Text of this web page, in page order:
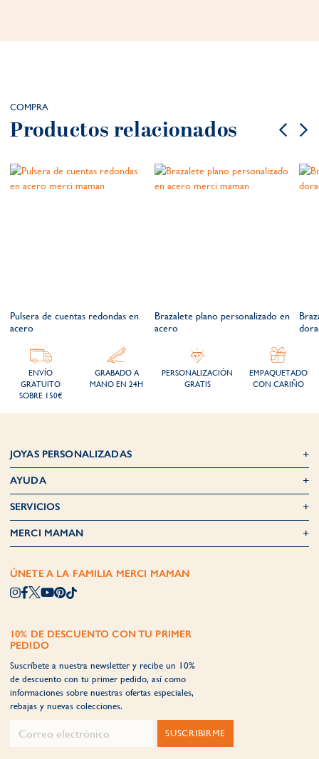
COMPRA
Productos relacionados
Pulsera de cuentas redondas en
acero
Brazalete plano personalizado en
acero
ENVÍO
GRATUITO
SOBRE 150€
GRABADO A
MANO EN 24H
PERSONALIZACIÓN
GRATIS
EMPAQUETADO
CON CARIÑO
JOYAS PERSONALIZADAS
AYUDA
SERVICIOS
MERCI MAMAN
ÚNETE A LA FAMILIA MERCI MAMAN
10% DE DESCUENTO CON TU PRIMER
PEDIDO
Suscríbete a nuestra newsletter y recibe un 10%
de descuento con tu primer pedido, así como
informaciones sobre nuestras ofertas especiales,
rebajas y nuevas colecciones.
SUSCRIBIRME